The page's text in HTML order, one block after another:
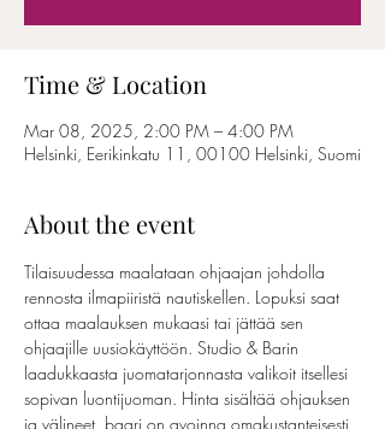
Time & Location
Mar 08, 2025, 2:00 PM – 4:00 PM
Helsinki, Eerikinkatu 11, 00100 Helsinki, Suomi
About the event
Tilaisuudessa maalataan ohjaajan johdolla
rennosta ilmapiiristä nautiskellen. Lopuksi saat
ottaa maalauksen mukaasi tai jättää sen
ohjaajille uusiokäyttöön. Studio & Barin
laadukkaasta juomatarjonnasta valikoit itsellesi
sopivan luontijuoman. Hinta sisältää ohjauksen
ja välineet, baari on avoinna omakustanteisesti.